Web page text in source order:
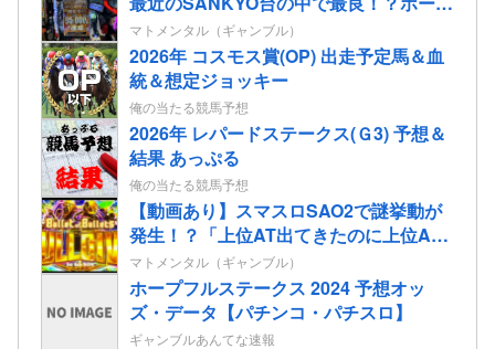
はお盆釘にするなよ！
マトメンタル（ギャンブル）
2026年 コスモス賞(OP) 出走予定馬＆血
統＆想定ジョッキー
俺の当たる競馬予想
2026年 レパードステークス(Ｇ3) 予想＆
結果 あっぷる
俺の当たる競馬予想
【動画あり】スマスロSAO2で謎挙動が
発生！？「上位AT出てきたのに上位AT
なんてなかった」
マトメンタル（ギャンブル）
ホープフルステークス 2024 予想オッ
ズ・データ【パチンコ・パチスロ】
ギャンブルあんてな速報